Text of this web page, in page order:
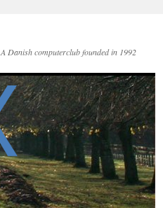
A Danish computerclub founded in 1992